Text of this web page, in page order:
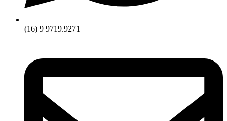
(16) 9 9719.9271